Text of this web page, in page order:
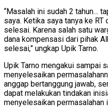
“Masalah ini sudah 2 tahun…
saya. Ketika saya tanya ke RT
selesai. Karena salah satu
dana kompensasi dari pihak
selesai,” ungkap Upik Tarno.
Upik Tarno mengakui sampai
menyelesaikan
anggap bertanggung jawab,
dapat melakukan tindakan
menyelesaikan permasalahan